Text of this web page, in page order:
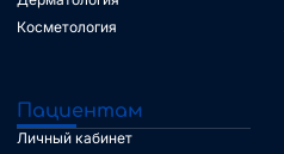
Косметология
Пациентам
Личный кабинет